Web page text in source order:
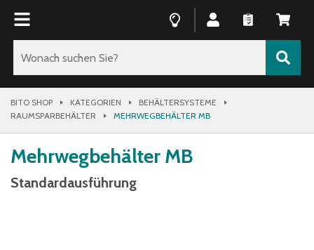
BITO SHOP KATEGORIEN
BEHÄLTERSYSTEME
RAUMSPARBEHÄLTER
MEHRWEGBEHÄLTER MB
Mehrwegbehälter MB
Standardausführung